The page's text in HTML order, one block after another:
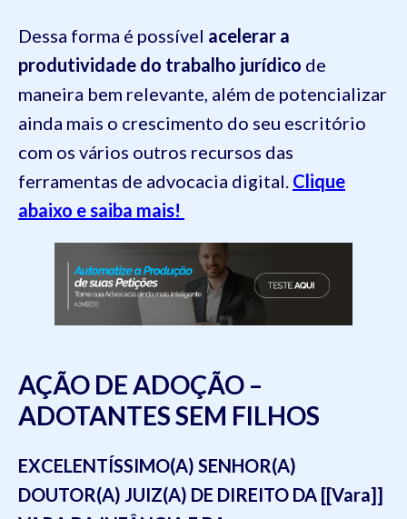
Dessa forma é possível acelerar a
produtividade do trabalho jurídico de
maneira bem relevante, além de potencializar
ainda mais o crescimento do seu escritório
com os vários outros recursos das
ferramentas de advocacia digital. Clique
abaixo e saiba mais!
AÇÃO DE ADOÇÃO –
ADOTANTES SEM FILHOS
EXCELENTÍSSIMO(A) SENHOR(A)
DOUTOR(A) JUIZ(A) DE DIREITO DA [[Vara]]